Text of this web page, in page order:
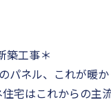
工事＊
パネル、これが暖か
宅はこれからの主